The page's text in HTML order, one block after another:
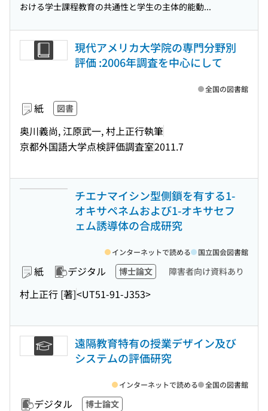
おける学士課程教育の共通性と学生の主体的能動...
現代アメリカ大学院の専門分野別
評価 :2006年調査を中心にして
紙 図書
奥川義尚, 江原武一, 村上正行執筆
京都外国語大学点検評価調査室2011.7
全国の図書館
チエナマイシン型側鎖を有する1-
オキサペネムおよび1-オキサセフ
ェム誘導体の合成研究
紙 デジタル 博士論文 障害者向け資料あり
村上正行 [著]<UT51-91-J353>
インターネットで読める 国立国会図書館
遠隔教育特有の授業デザイン及び
システムの評価研究
デジタル 博士論文
インターネットで読める 全国の図書館